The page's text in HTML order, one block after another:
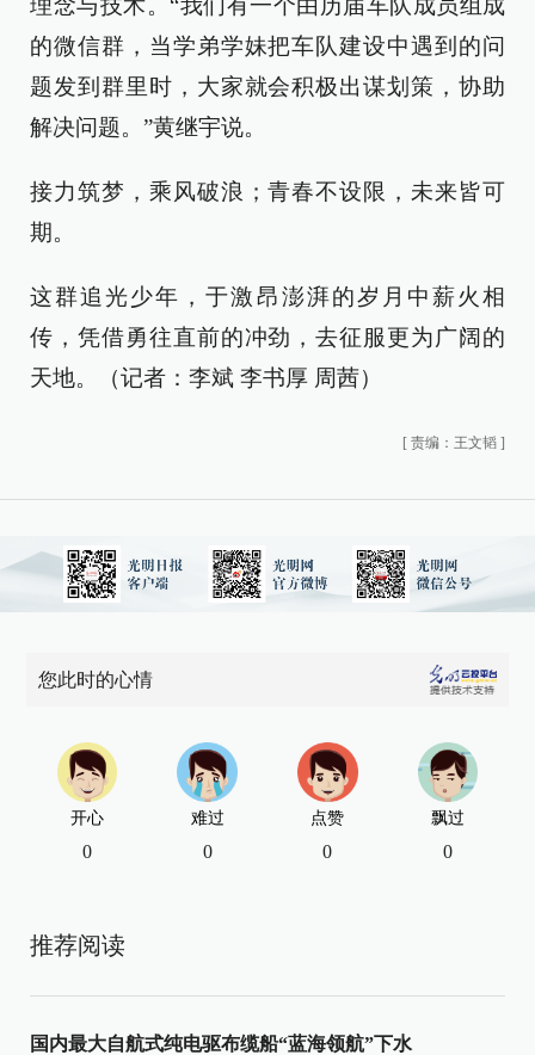
理念与技术。“我们有一个由历届车队成员组成
的微信群，当学弟学妹把车队建设中遇到的问
题发到群里时，大家就会积极出谋划策，协助
解决问题。”黄继宇说。
接力筑梦，乘风破浪；青春不设限，未来皆可
期。
这群追光少年，于激昂澎湃的岁月中薪火相
传，凭借勇往直前的冲劲，去征服更为广阔的
天地。（记者：李斌 李书厚 周茜）
[ 责编：王文韬 ]
您此时的心情
开心
0
难过
0
点赞
0
飘过
0
推荐阅读
国内最大自航式纯电驱布缆船“蓝海领航”下水